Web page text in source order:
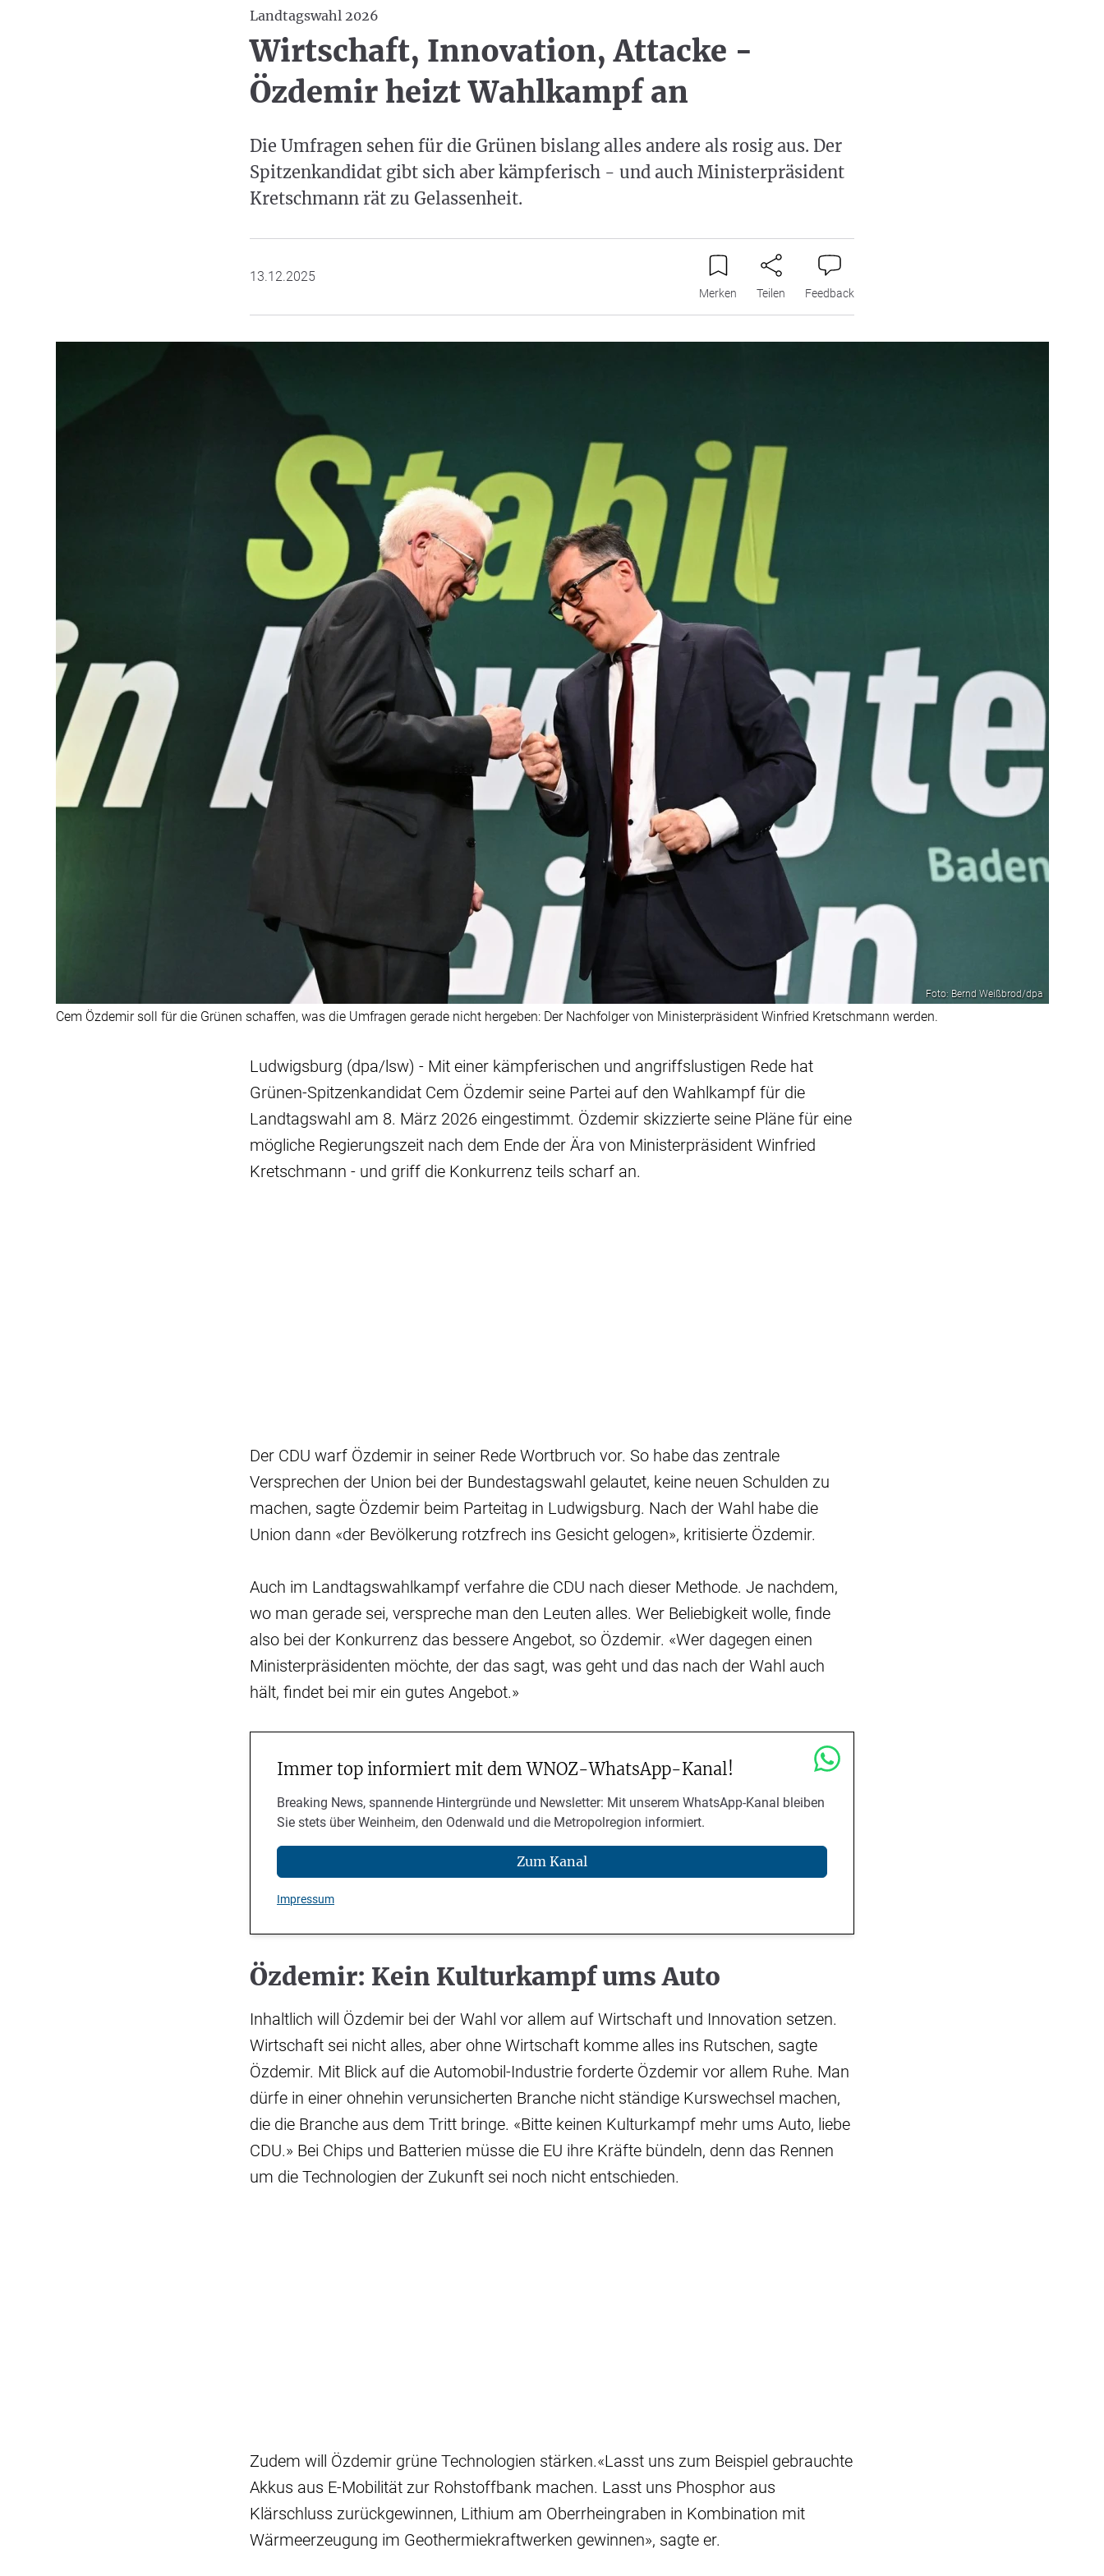
Landtagswahl 2026
Wirtschaft, Innovation, Attacke -
Özdemir heizt Wahlkampf an
Die Umfragen sehen für die Grünen bislang alles andere als rosig aus. Der
Spitzenkandidat gibt sich aber kämpferisch - und auch Ministerpräsident
Kretschmann rät zu Gelassenheit.
13.12.2025
Merken Teilen Feedback
Foto: Bernd Weißbrod/dpa
Cem Özdemir soll für die Grünen schaffen, was die Umfragen gerade nicht hergeben: Der Nachfolger von Ministerpräsident Winfried Kretschmann werden.
Ludwigsburg (dpa/lsw) - Mit einer kämpferischen und angriffslustigen Rede hat
Grünen-Spitzenkandidat Cem Özdemir seine Partei auf den Wahlkampf für die
Landtagswahl am 8. März 2026 eingestimmt. Özdemir skizzierte seine Pläne für eine
mögliche Regierungszeit nach dem Ende der Ära von Ministerpräsident Winfried
Kretschmann - und griff die Konkurrenz teils scharf an.
Der CDU warf Özdemir in seiner Rede Wortbruch vor. So habe das zentrale
Versprechen der Union bei der Bundestagswahl gelautet, keine neuen Schulden zu
machen, sagte Özdemir beim Parteitag in Ludwigsburg. Nach der Wahl habe die
Union dann «der Bevölkerung rotzfrech ins Gesicht gelogen», kritisierte Özdemir.
Auch im Landtagswahlkampf verfahre die CDU nach dieser Methode. Je nachdem,
wo man gerade sei, verspreche man den Leuten alles. Wer Beliebigkeit wolle, finde
also bei der Konkurrenz das bessere Angebot, so Özdemir. «Wer dagegen einen
Ministerpräsidenten möchte, der das sagt, was geht und das nach der Wahl auch
hält, findet bei mir ein gutes Angebot.»
Immer top informiert mit dem WNOZ-WhatsApp-Kanal!
Breaking News, spannende Hintergründe und Newsletter: Mit unserem WhatsApp-Kanal bleiben
Sie stets über Weinheim, den Odenwald und die Metropolregion informiert.
Zum Kanal
Impressum
Özdemir: Kein Kulturkampf ums Auto
Inhaltlich will Özdemir bei der Wahl vor allem auf Wirtschaft und Innovation setzen.
Wirtschaft sei nicht alles, aber ohne Wirtschaft komme alles ins Rutschen, sagte
Özdemir. Mit Blick auf die Automobil-Industrie forderte Özdemir vor allem Ruhe. Man
dürfe in einer ohnehin verunsicherten Branche nicht ständige Kurswechsel machen,
die die Branche aus dem Tritt bringe. «Bitte keinen Kulturkampf mehr ums Auto, liebe
CDU.» Bei Chips und Batterien müsse die EU ihre Kräfte bündeln, denn das Rennen
um die Technologien der Zukunft sei noch nicht entschieden.
Zudem will Özdemir grüne Technologien stärken.«Lasst uns zum Beispiel gebrauchte
Akkus aus E-Mobilität zur Rohstoffbank machen. Lasst uns Phosphor aus
Klärschluss zurückgewinnen, Lithium am Oberrheingraben in Kombination mit
Wärmeerzeugung im Geothermiekraftwerken gewinnen», sagte er.